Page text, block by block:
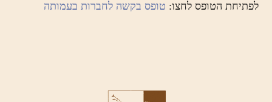
לפתיחת הטופס לחצו: טופס בקשה לחברות בעמותה